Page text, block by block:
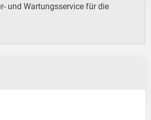
und Wartungsservice für die